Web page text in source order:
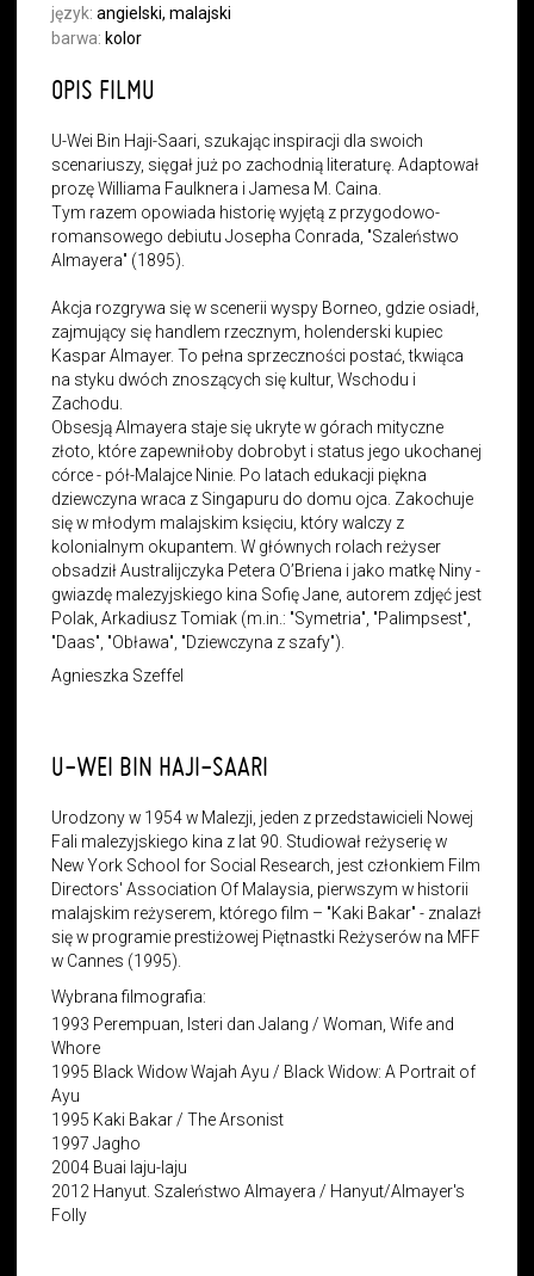
język:angielski, malajski
barwa: kolor
OPIS FILMU
U-Wei Bin Haji-Saari, szukając inspiracji dla swoich
scenariuszy, sięgał już po zachodnią literaturę. Adaptował
prozę Williama Faulknera i Jamesa M. Caina.
Tym razem opowiada historię wyjętą z przygodowo-
romansowego debiutu Josepha Conrada, "Szaleństwo
Almayera" (1895).
Akcja rozgrywa się w scenerii wyspy Borneo, gdzie osiadł,
zajmujący się handlem rzecznym, holenderski kupiec
Kaspar Almayer. To pełna sprzeczności postać, tkwiąca
na styku dwóch znoszących się kultur, Wschodu i
Zachodu.
Obsesją Almayera staje się ukryte w górach mityczne
złoto, które zapewniłoby dobrobyt i status jego ukochanej
córce - pół-Malajce Ninie. Po latach edukacji piękna
dziewczyna wraca z Singapuru do domu ojca. Zakochuje
się w młodym malajskim księciu, który walczy z
kolonialnym okupantem. W głównych rolach reżyser
obsadził Australijczyka Petera O’Briena i jako matkę Niny -
gwiazdę malezyjskiego kina Sofię Jane, autorem zdjęć jest
Polak, Arkadiusz Tomiak (m.in.: "Symetria", "Palimpsest",
"Daas", "Obława", "Dziewczyna z szafy").
Agnieszka Szeffel
U-WEI BIN HAJI-SAARI
Urodzony w 1954 w Malezji, jeden z przedstawicieli Nowej
Fali malezyjskiego kina z lat 90. Studiował reżyserię w
New York School for Social Research, jest członkiem Film
Directors' Association Of Malaysia, pierwszym w historii
malajskim reżyserem, którego film – "Kaki Bakar"- znalazł
się w programie prestiżowej Piętnastki Reżyserów na MFF
w Cannes (1995).
Wybrana filmografia:
1993 Perempuan, Isteri dan Jalang / Woman, Wife and
Whore
1995 Black Widow Wajah Ayu / Black Widow: A Portrait of
Ayu
1995 Kaki Bakar / The Arsonist
1997 Jagho
2004 Buai laju-laju
2012 Hanyut. Szaleństwo Almayera / Hanyut/Almayer's
Folly